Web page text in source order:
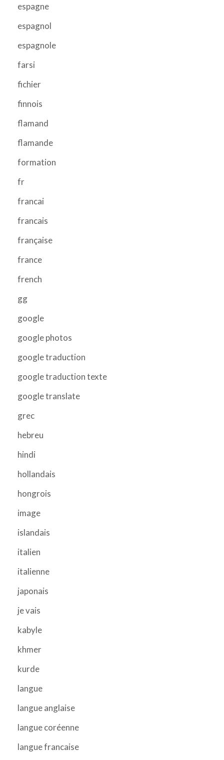
espagne
espagnol
espagnole
farsi
fichier
finnois
flamand
flamande
formation
fr
francai
francais
française
france
french
gg
google
google photos
google traduction
google traduction texte
google translate
grec
hebreu
hindi
hollandais
hongrois
image
islandais
italien
italienne
japonais
je vais
kabyle
khmer
kurde
langue
langue anglaise
langue coréenne
langue francaise